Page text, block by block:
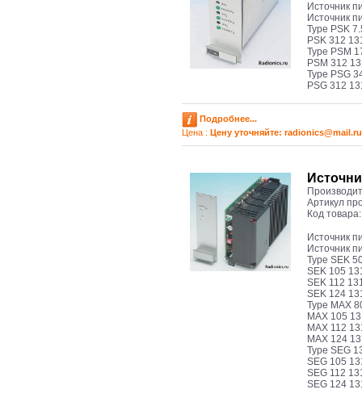
Иcточник
Иcточник
Type PSK
PSK 312
Type PSM
PSM 312
Type PSG
PSG 312
Подробнее...
Цена : Цену уточняйте: radioniсs@mail.ru
Артикул
Код
Иcточник
Иcточник
Type SEK
SEK 105
SEK 112
SEK 124
Type MAX
MAX 105
MAX 112
MAX 124
Type SEG
SEG 105
SEG 112
SEG 124